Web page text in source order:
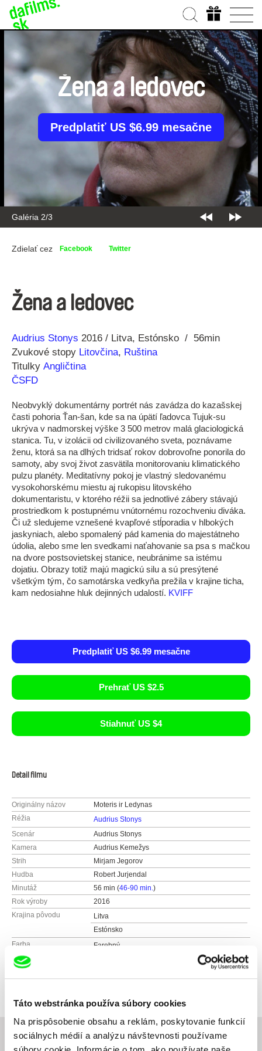
Táto webstránka používa súbory cookies
Na prispôsobenie obsahu a reklám, poskytovanie funkcií
sociálnych médií a analýzu návštevnosti používame
Galéria 2/3
Žena a ledovec
Predplatiť US $6.99 mesačne
Zdielať cez Facebook Twitter
Žena a ledovec
Réžia
Audrius Stonys
Rok
výroby
2016 Litva Estónsko
56min
Zvukové stopy Litovčina, Ruština
Titulky Angličtina
ČSFD
Neobvyklý dokumentárny portrét nás zavádza do kazašskej
časti pohoria Ťan-šan, kde sa na úpätí ľadovca Tujuk-su
ukrýva v nadmorskej výške 3 500 metrov malá glaciologická
stanica. Tu, v izolácii od civilizovaného sveta, poznávame
ženu, ktorá sa na dlhých tridsať rokov dobrovoľne ponorila do
samoty, aby svoj život zasvätila monitorovaniu klimatického
pulzu planéty. Meditatívny pokoj je vlastný sledovanému
vysokohorskému miestu aj rukopisu litovského
dokumentaristu, v ktorého réžii sa jednotlivé zábery stávajú
prostriedkom k postupnému vnútornému rozochveniu diváka.
Či už sledujeme vznešené kvapľové stĺporadia v hlbokých
jaskyniach, alebo spomalený pád kamenia do majestátneho
údolia, alebo sme len svedkami naťahovanie sa psa s mačkou
na dvore postsovietskej stanice, neubránime sa istému
dojatiu. Obrazy totiž majú magickú silu a sú presýtené
všetkým tým, čo samotárska vedkyňa prežila v krajine ticha,
kam nedosiahne hluk dejinných udalostí. KVIFF
Predplatiť US $6.99 mesačne
Prehrať US $2.5
Stiahnuť US $4
Detail filmu
Originálny názov
Moteris ir Ledynas
Réžia
Audrius Stonys
Scenár
Audrius Stonys
Kamera
Audrius Kemežys
Strih
Mirjam Jegorov
Hudba
Robert Jurjendal
Minutáž
56 min (46-90 min.)
Rok výroby
2016
Krajina pôvodu
Litva
Estónsko
Farba
Farebný
web:http://www.stonys.lt
fax: Fax +370 5 2700247
e-mail: